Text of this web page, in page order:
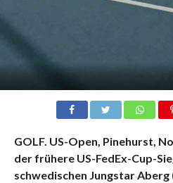
GOLF. US-Open, Pinehurst,
der frühere US-FedEx-Cup-
schwedischen Jungstar Aberg